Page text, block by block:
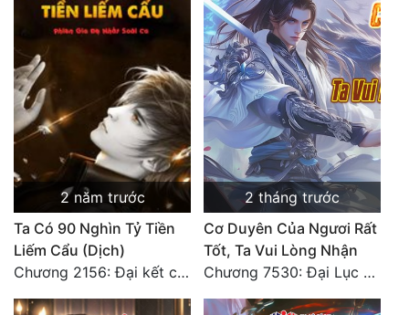
Sủng
Thanh Xuân
Tiên Hiệp
Tiểu Thuyết
Trinh Thám
Triều Đấu
Trọng Sinh
2 năm trước
Ta Có 90 Nghìn Tỷ Tiền
Liếm Cẩu (Dịch)
Chương 2156: Đại kết cục!!!
2 tháng trước
Cơ Duyên Của Ngươi Rất
Tốt, Ta Vui Lòng Nhận
Chương 7530: Đại Lục Khởi Nguyên – Kiến Thành 71